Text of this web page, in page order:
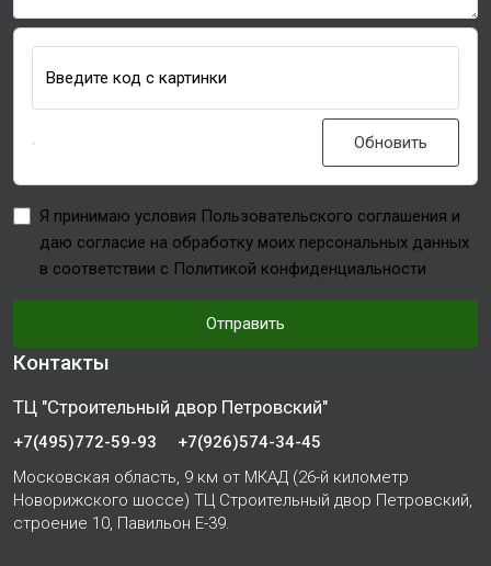
Введите код с картинки
Обновить
Я принимаю условия Пользовательского соглашения и
даю согласие на обработку моих персональных данных
в соответствии с Политикой конфиденциальности
Отправить
Контакты
ТЦ "Строительный двор Петровский"
+7(495)772-59-93
+7(926)574-34-45
Московская область, 9 км от МКАД (26-й километр
Новорижского шоссе) ТЦ Строительный двор Петровский,
строение 10, Павильон Е-39.